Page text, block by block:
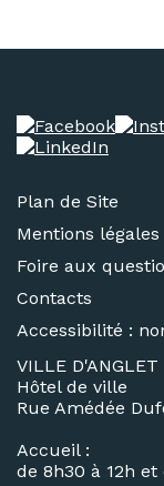
Plan de Site
Mentions légales
Foire aux
Contacts
Accessibilité :
VILLE D'ANGLET
Hôtel de ville
Rue Amédée
Accueil :
de 8h30 à 12h et